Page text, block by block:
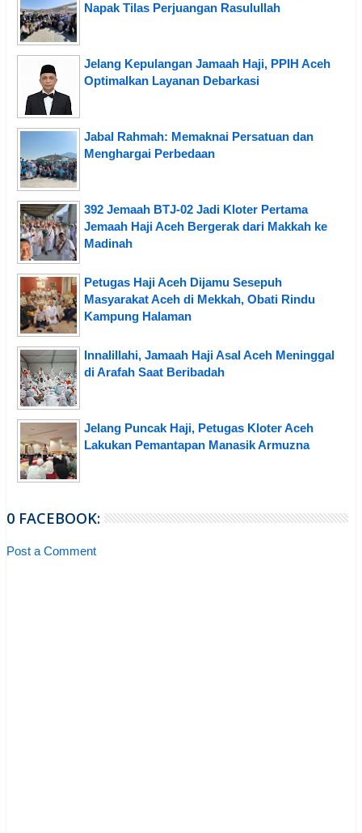
Napak Tilas Perjuangan Rasulullah
Jelang Kepulangan Jamaah Haji, PPIH Aceh
Optimalkan Layanan Debarkasi
Jabal Rahmah: Memaknai Persatuan dan
Menghargai Perbedaan
392 Jemaah BTJ-02 Jadi Kloter Pertama
Jemaah Haji Aceh Bergerak dari Makkah ke
Madinah
Petugas Haji Aceh Dijamu Sesepuh
Masyarakat Aceh di Mekkah, Obati Rindu
Kampung Halaman
Innalillahi, Jamaah Haji Asal Aceh Meninggal
di Arafah Saat Beribadah
Jelang Puncak Haji, Petugas Kloter Aceh
Lakukan Pemantapan Manasik Armuzna
0 FACEBOOK:
Post a Comment